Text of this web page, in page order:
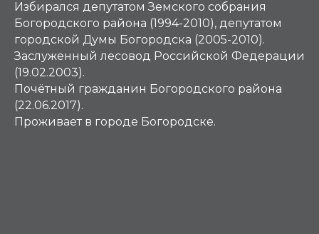
Избирался депутатом Земского собрания
Богородского района (1994-2010), депутатом
городской Думы Богородска (2005-2010).
Заслуженный лесовод Российской Федерации
(19.02.2003).
Почётный гражданин Богородского района
(22.06.2017).
Проживает в городе Богородске.